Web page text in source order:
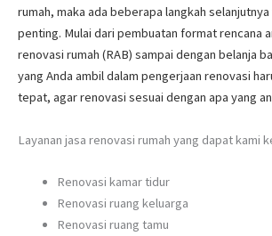
rumah, maka ada beberapa langkah
penting. Mulai dari pembuatan format rencana
renovasi rumah (RAB) sampai dengan belanja
yang Anda ambil dalam pengerjaan renovasi
tepat, agar renovasi sesuai dengan apa yang
Layanan jasa renovasi rumah yang dapat kami
Renovasi kamar tidur
Renovasi ruang keluarga
Renovasi ruang tamu